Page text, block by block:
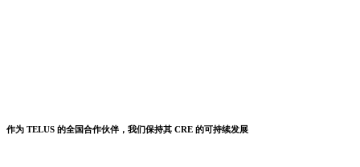
作为 TELUS 的全国合作伙伴，我们保持其 CRE 的可持续发展